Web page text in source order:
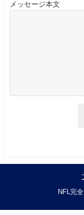
メッセージ本文
NFL完